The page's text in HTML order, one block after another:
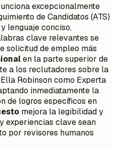
excepcionalmente
de Candidatos (ATS)
lenguaje conciso,
clave relevantes se
solicitud de empleo más
en la parte superior de
a los reclutadores sobre la
Robinson como Experta
inmediatamente la
de logros específicos en
mejora la legibilidad y
experiencias clave sean
por revisores humanos